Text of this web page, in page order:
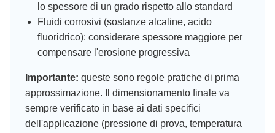
lo spessore di un grado rispetto allo standard
Fluidi corrosivi (sostanze alcaline, acido
fluoridrico): considerare spessore maggiore per
compensare l'erosione progressiva
Importante: queste sono regole pratiche di prima
approssimazione. Il dimensionamento finale va
sempre verificato in base ai dati specifici
dell'applicazione (pressione di prova, temperatura